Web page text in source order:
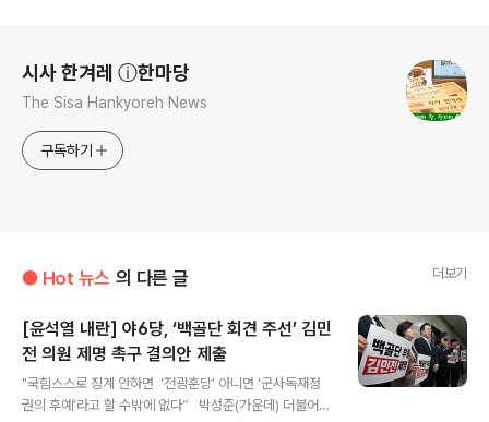
시사 한겨레 ⓘ한마당
The Sisa Hankyoreh News
구독하기
● Hot 뉴스 의 다른 글 더보기
[윤석열 내란] 야6당, ‘백골단 회견 주선’ 김민
전 의원 제명 촉구 결의안 제출
"국힘스스로 징계 안하면 ‘전광훈당’ 아니면 ‘군사독재정
권의 후예’라고 할 수밖에 없다” 박성준(가운데) 더불어민